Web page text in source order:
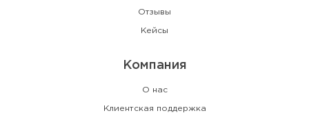
Отзывы
Кейсы
Компания
О нас
Клиентская поддержка